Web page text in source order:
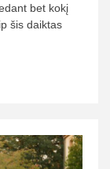
bet kokį
šis daiktas